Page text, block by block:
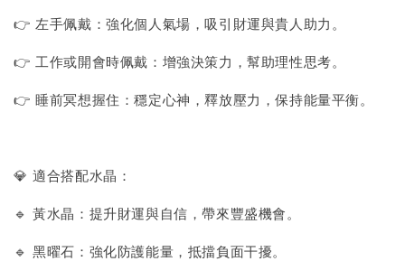
👉 左手佩戴：強化個人氣場，吸引財運與貴人助力。
👉 工作或開會時佩戴：增強決策力，幫助理性思考。
👉 睡前冥想握住：穩定心神，釋放壓力，保持能量平衡。
💎 適合搭配水晶：
🔹 黃水晶：提升財運與自信，帶來豐盛機會。
🔹 黑曜石：強化防護能量，抵擋負面干擾。